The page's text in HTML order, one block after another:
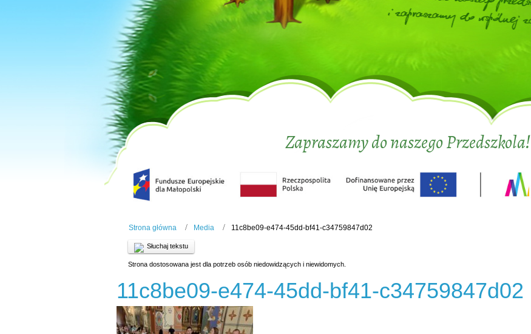
Zapraszamy do naszego Przedszkola!
Strona główna Media 11c8be09-e474-45dd-bf41-c34759847d02
Słuchaj tekstu
Strona dostosowana jest dla potrzeb osób niedowidzących i niewidomych.
11c8be09-e474-45dd-bf41-c34759847d02